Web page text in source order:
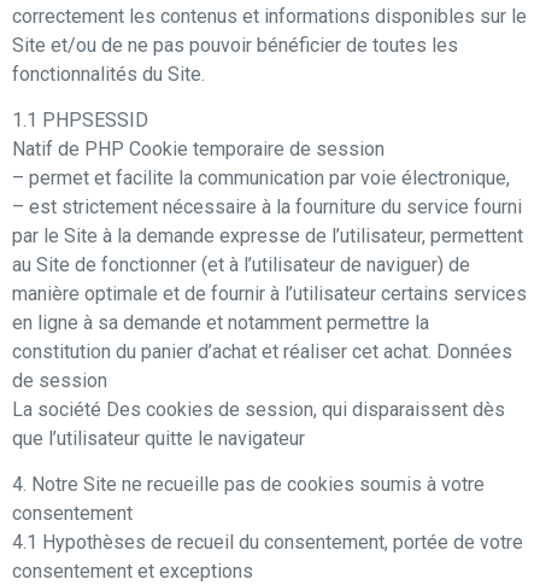
correctement les contenus et informations disponibles sur le
Site et/ou de ne pas pouvoir bénéficier de toutes les
fonctionnalités du Site.
1.1 PHPSESSID
Natif de PHP Cookie temporaire de session
– permet et facilite la communication par voie électronique,
– est strictement nécessaire à la fourniture du service fourni
par le Site à la demande expresse de l’utilisateur, permettent
au Site de fonctionner (et à l’utilisateur de naviguer) de
manière optimale et de fournir à l’utilisateur certains services
en ligne à sa demande et notamment permettre la
constitution du panier d’achat et réaliser cet achat. Données
de session
La société Des cookies de session, qui disparaissent dès
que l’utilisateur quitte le navigateur
4. Notre Site ne recueille pas de cookies soumis à votre
consentement
4.1 Hypothèses de recueil du consentement, portée de votre
consentement et exceptions